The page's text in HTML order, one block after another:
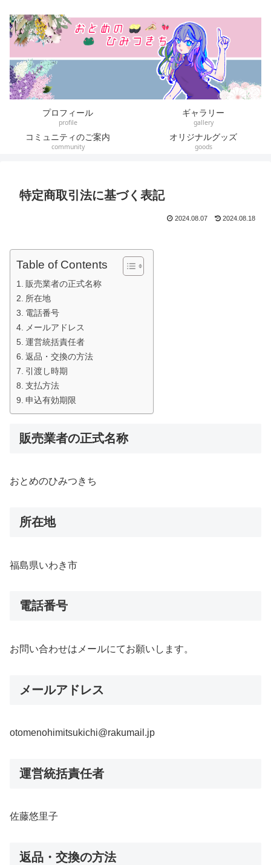
プロフィール
profile
ギャラリー
gallery
コミュニティのご案内
community
オリジナルグッズ
goods
特定商取引法に基づく表記
2024.08.07 2024.08.18
Table of Contents
販売業者の正式名称
所在地
電話番号
メールアドレス
運営統括責任者
返品・交換の方法
引渡し時期
支払方法
申込有効期限
販売業者の正式名称
おとめのひみつきち
所在地
福島県いわき市
電話番号
お問い合わせはメールにてお願いします。
メールアドレス
otomenohimitsukichi@rakumail.jp
運営統括責任者
佐藤悠里子
返品・交換の方法